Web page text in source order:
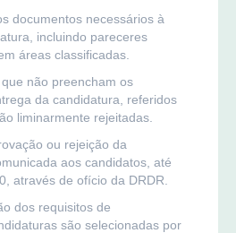
documentos necessários à
incluindo pareceres
áreas classificadas.
não preencham os
da candidatura, referidos
liminarmente rejeitadas.
ou rejeição da
aos candidatos, até
através de ofício da DRDR.
dos requisitos de
são selecionadas por